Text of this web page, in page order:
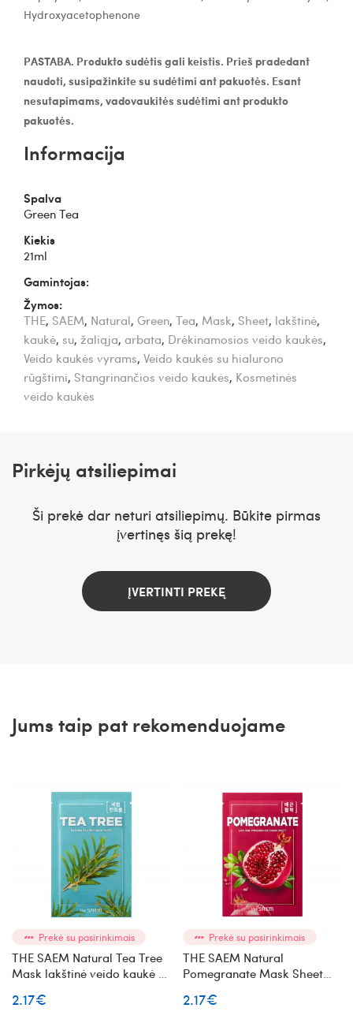
Hydroxyacetophenone
PASTABA. Produkto sudėtis gali keistis. Prieš pradedant
naudoti, susipažinkite su sudėtimi ant pakuotės. Esant
nesutapimams, vadovaukitės sudėtimi ant produkto
pakuotės.
Informacija
Spalva
Green Tea
Kiekis
21ml
Gamintojas:
Žymos:
THE, SAEM, Natural, Green, Tea, Mask, Sheet, lakštinė,
kaukė, su, žaliąja, arbata, Drėkinamosios veido kaukės,
Veido kaukės vyrams, Veido kaukės su hialurono
rūgštimi, Stangrinančios veido kaukės, Kosmetinės
veido kaukės
Pirkėjų atsiliepimai
Ši prekė dar neturi atsiliepimų. Būkite pirmas
įvertinęs šią prekę!
ĮVERTINTI PREKĘ
Jums taip pat rekomenduojame
Prekė su pasirinkimais
THE SAEM Natural Tea Tree
Mask lakštinė veido kaukė su
2.17€
Prekė su pasirinkimais
THE SAEM Natural
Pomegranate Mask Sheet
granatais
2.17€